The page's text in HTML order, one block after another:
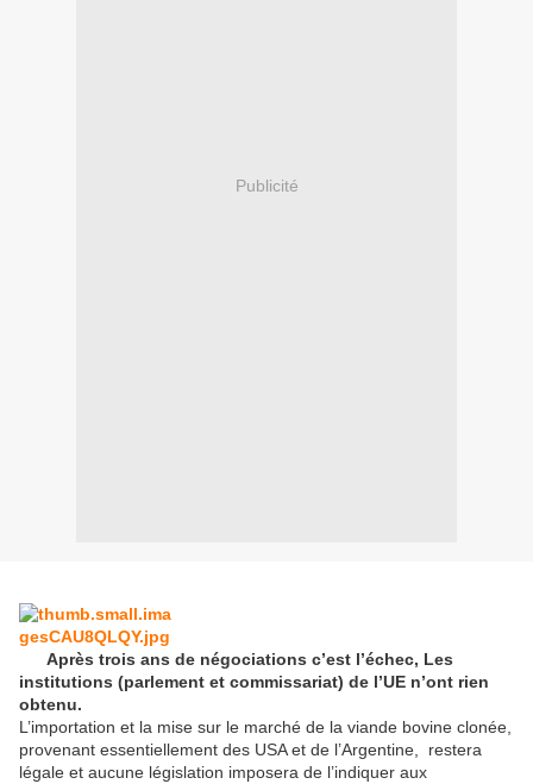
Publicité
Après trois ans de négociations c’est l’échec, Les
institutions (parlement et commissariat) de l’UE n’ont rien
obtenu.
L’importation et la mise sur le marché de la viande bovine clonée,
provenant essentiellement des USA et de l’Argentine, restera
légale et aucune législation imposera de l’indiquer aux